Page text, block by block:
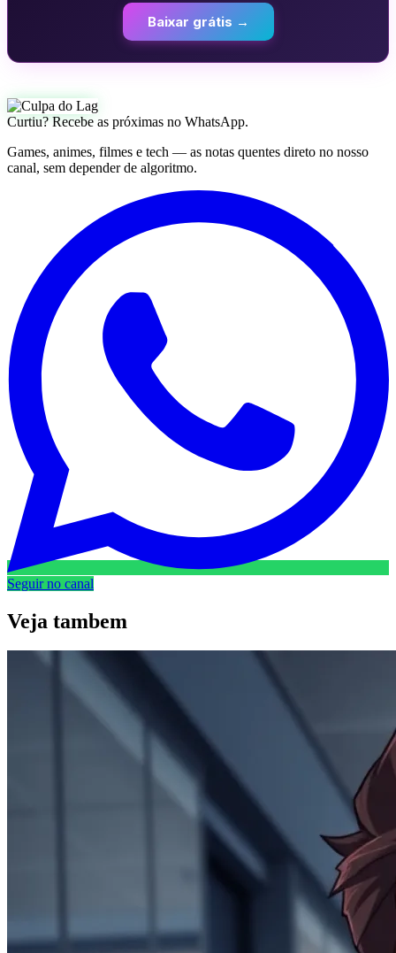
Baixar grátis →
Curtiu? Recebe as próximas no WhatsApp.
Games, animes, filmes e tech — as notas quentes direto no nosso
canal, sem depender de algoritmo.
Seguir no canal
Veja tambem